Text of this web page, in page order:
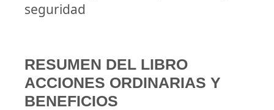
seguridad
RESUMEN DEL LIBRO
ACCIONES ORDINARIAS Y
BENEFICIOS